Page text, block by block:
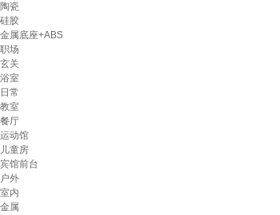
陶瓷
硅胶
金属底座+ABS
职场
玄关
浴室
日常
教室
餐厅
运动馆
儿童房
宾馆前台
户外
室内
金属